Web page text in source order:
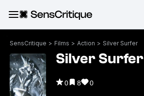
SensCritique > Films > Action > Silver Surfer
Silver Surfer
0 8 0